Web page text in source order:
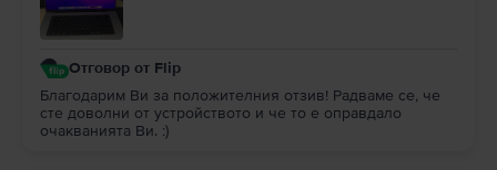
Отговор от Flip
Благодарим Ви за положителния отзив! Радваме се, че
сте доволни от устройството и че то е оправдало
очакванията Ви. :)